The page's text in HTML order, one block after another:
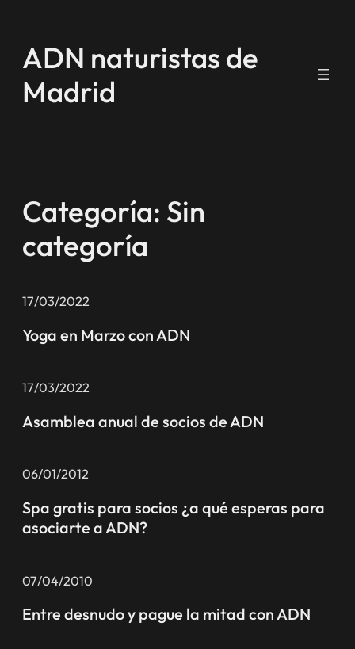
contenido
ADN naturistas de
Madrid
Categoría: Sin
categoría
17/03/2022
Yoga en Marzo con ADN
17/03/2022
Asamblea anual de socios de ADN
06/01/2012
Spa gratis para socios ¿a qué esperas para
asociarte a ADN?
07/04/2010
Entre desnudo y pague la mitad con ADN